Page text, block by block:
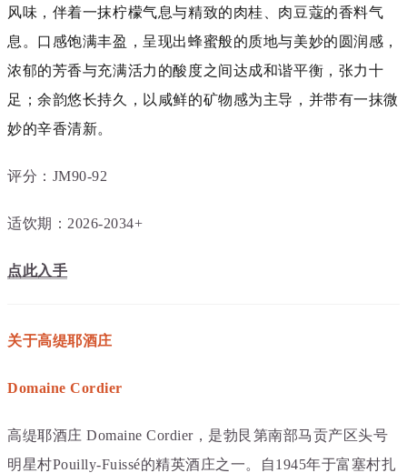
风味，伴着一抹柠檬气息与精致的肉桂、肉豆蔻的香料气
息。 口感饱满丰盈，呈现出蜂蜜般的质地与美妙的圆润感，
浓郁的芳香与充满活力的酸度之间达成和谐平衡，张力十
足；余韵悠长持久，以咸鲜的矿物感为主导，并带有一抹微
妙的辛香清新。
评分：JM90-92
适饮期：2026-2034+
点此入手
关于高缇耶酒庄
Domaine Cordier
高缇耶酒庄 Domaine Cordier，是勃艮第南部马贡产区头号
明星村Pouilly-Fuissé的精英酒庄之一。自1945年于富塞村扎